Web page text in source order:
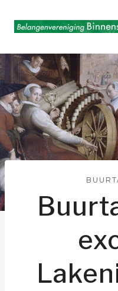
naar